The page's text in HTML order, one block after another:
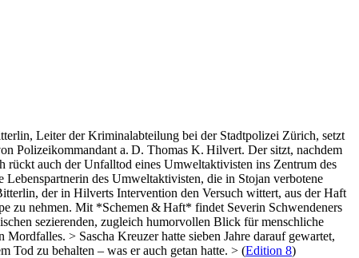
Leiter der Kriminalabteilung bei der Stadtpolizei Zürich, setzt
Polizeikommandant a. D. Thomas K. Hilvert. Der sitzt, nachdem
rückt auch der Unfalltod eines Umweltaktivisten ins Zentrum des
Lebenspartnerin des Umweltaktivisten, die in Stojan verbotene
der in Hilverts Intervention den Versuch wittert, aus der Haft
zu nehmen. Mit *Schemen & Haft* findet Severin Schwendeners
sezierenden, zugleich humorvollen Blick für menschliche
> Sascha Kreuzer hatte sieben Jahre darauf gewartet,
Tod zu behalten – was er auch getan hatte. > (Edition 8)